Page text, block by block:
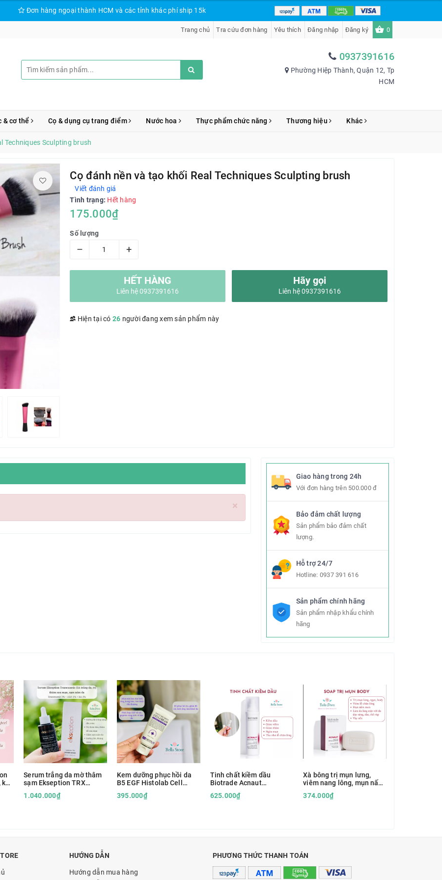
Đơn hàng ngoại thành HCM và các tỉnh khác phí ship 15k
Trang chủ Tra cứu đơn hàng Yêu thích Đăng nhập Đăng ký 0
0937391616
Phường Hiệp Thành, Quận 12, Tp
HCM
& cơ thể Cọ & dụng cụ trang điểm Nước hoa Thực phẩm chức năng Thương hiệu Khác
Techniques Sculpting brush
Cọ đánh nền và tạo khối Real Techniques Sculpting brush
Viết đánh giá
Tình trạng: Hết hàng
175.000₫
Số lượng
– +
HẾT HÀNG
Liên hệ 0937391616
Hãy gọi
Liên hệ 0937391616
Hiện tại có 26 người đang xem sản phẩm này
×
Giao hàng trong 24h
Với đơn hàng trên 500.000 đ
Bảo đảm chất lượng
Sản phẩm bảo đảm chất
lượng.
Hỗ trợ 24/7
Hotline: 0937 391 616
Sản phẩm chính hãng
Sản phẩm nhập khẩu chính
hãng
Serum trắng da mờ thâm
sạm Ekseption TRX
1.040.000₫
Kem dưỡng phục hồi da
B5 EGF Histolab Cell
395.000₫
Tinh chất kiềm dầu
Biotrade Acnaut
625.000₫
Xà bông trị mụn lưng,
viêm nang lông, mụn nấm
Soap with Lactic and BHA
374.000₫
HƯỚNG DẪN
Hướng dẫn mua hàng
PHƯƠNG THỨC THANH TOÁN